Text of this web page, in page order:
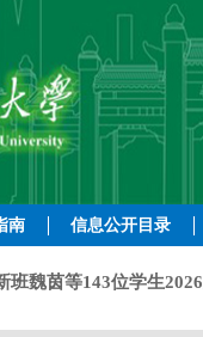
南 信息公开目录
班魏茵等143位学生